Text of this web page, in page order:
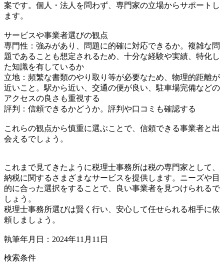
案です。個人・法人を問わず、専門家の立場からサポートし
ます。
サービスや事業者選びの観点
専門性：強みがあり、問題に的確に対応できるか。複雑な問
題であることも想定されるため、十分な経験や実績、特化し
た知識を有しているか
立地：頻繁な書類のやり取り等が必要なため、物理的距離が
近いこと。駅から近い、交通の便が良い、駐車場完備などの
アクセスの良さも重視する
評判：信頼できるかどうか。評判や口コミも確認する
これらの観点から慎重に選ぶことで、信頼できる事業者と出
会えるでしょう。
これまで見てきたように税理士事務所は税の専門家として、
納税に関するさまざまなサービスを提供します。ニーズや目
的に合った選択をすることで、良い事業者を見つけられるで
しょう。
税理士事務所選びは賢く行い、安心して任せられる相手に依
頼しましょう。
執筆年月日：2024年11月11日
検索条件